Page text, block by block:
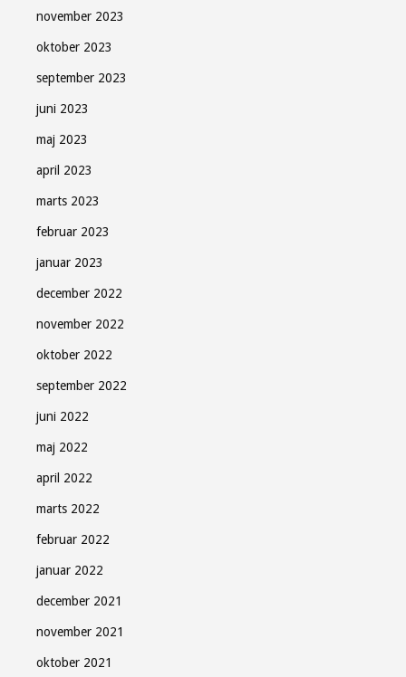
november 2023
oktober 2023
september 2023
juni 2023
maj 2023
april 2023
marts 2023
februar 2023
januar 2023
december 2022
november 2022
oktober 2022
september 2022
juni 2022
maj 2022
april 2022
marts 2022
februar 2022
januar 2022
december 2021
november 2021
oktober 2021